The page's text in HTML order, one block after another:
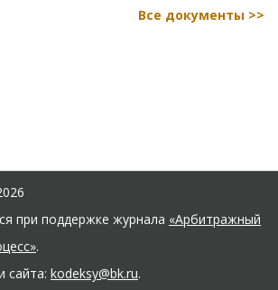
Все документы >>
при поддержке журнала «Арбитражный
.
сайта: kodeksy@bk.ru.